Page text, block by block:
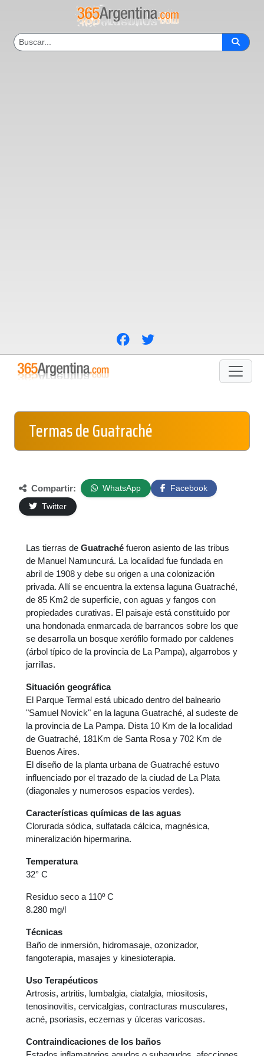
Termas de Guatraché
Compartir: WhatsApp
Facebook
Twitter
Las tierras de Guatraché fueron asiento de las tribus
de Manuel Namuncurá. La localidad fue fundada en
abril de 1908 y debe su origen a una colonización
privada. Allí se encuentra la extensa laguna Guatraché,
de 85 Km2 de superficie, con aguas y fangos con
propiedades curativas. El paisaje está constituido por
una hondonada enmarcada de barrancos sobre los que
se desarrolla un bosque xerófilo formado por caldenes
(árbol típico de la provincia de La Pampa), algarrobos y
jarrillas.
Situación geográfica
El Parque Termal está ubicado dentro del balneario
"Samuel Novick" en la laguna Guatraché, al sudeste de
la provincia de La Pampa. Dista 10 Km de la localidad
de Guatraché, 181Km de Santa Rosa y 702 Km de
Buenos Aires.
El diseño de la planta urbana de Guatraché estuvo
influenciado por el trazado de la ciudad de La Plata
(diagonales y numerosos espacios verdes).
Características químicas de las aguas
Clorurada sódica, sulfatada cálcica, magnésica,
mineralización hipermarina.
Temperatura
32° C
Residuo seco a 110º C
8.280 mg/l
Técnicas
Baño de inmersión, hidromasaje, ozonizador,
fangoterapia, masajes y kinesioterapia.
Uso Terapéuticos
Artrosis, artritis, lumbalgia, ciatalgia, miositosis,
tenosinovitis, cervicalgias, contracturas musculares,
acné, psoriasis, eczemas y úlceras varicosas.
Contraindicaciones de los baños